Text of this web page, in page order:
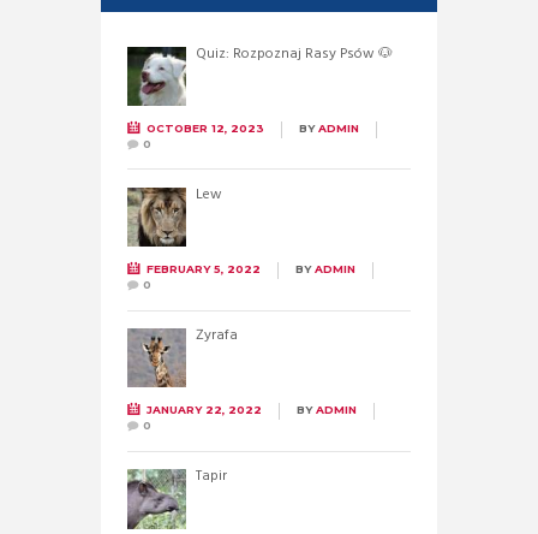
Quiz: Rozpoznaj Rasy Psów 🐶
OCTOBER 12, 2023 BYADMIN
0
Lew
FEBRUARY 5, 2022 BYADMIN
0
Żyrafa
JANUARY 22, 2022 BYADMIN
0
Tapir